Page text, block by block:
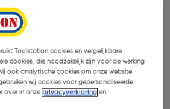
Toolstation cookies en vergelijkbare
cookies, die noodzakelijk zijn voor de werking
ook analytische cookies om onze website
wij cookies voor gepersonaliseerde
over in onzeprivacyverklaring en